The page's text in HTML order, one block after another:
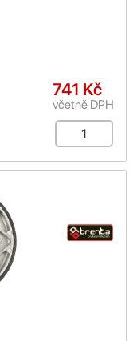
741 Kč
včetně DPH